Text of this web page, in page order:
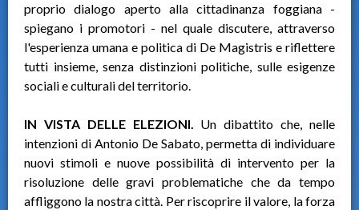
proprio dialogo aperto alla cittadinanza foggiana -
spiegano i promotori - nel quale discutere, attraverso
l'esperienza umana e politica di De Magistris e riflettere
tutti insieme, senza distinzioni politiche, sulle esigenze
sociali e culturali del territorio.
IN VISTA DELLE ELEZIONI. Un dibattito che, nelle
intenzioni di Antonio De Sabato, permetta di individuare
nuovi stimoli e nuove possibilità di intervento per la
risoluzione delle gravi problematiche che da tempo
affliggono la nostra città. Per riscoprire il valore, la forza